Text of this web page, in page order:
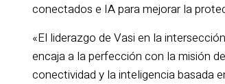
conectados e IA para mejorar la
«El liderazgo de Vasi en la
encaja a la perfección con la misión
conectividad y la inteligencia basada